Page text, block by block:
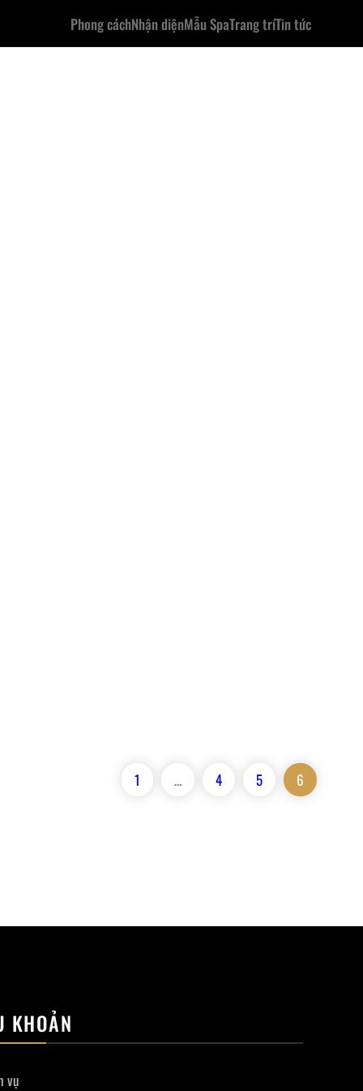
Phong cáchNhận diệnMẫu SpaTrang tríTin tức
1 … 4 5 6
KHOẢN
vụ